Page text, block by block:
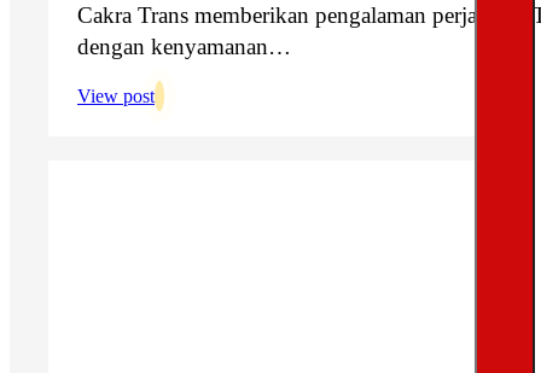
Cakra Trans memberikan pengalaman
dengan kenyamanan…
View post